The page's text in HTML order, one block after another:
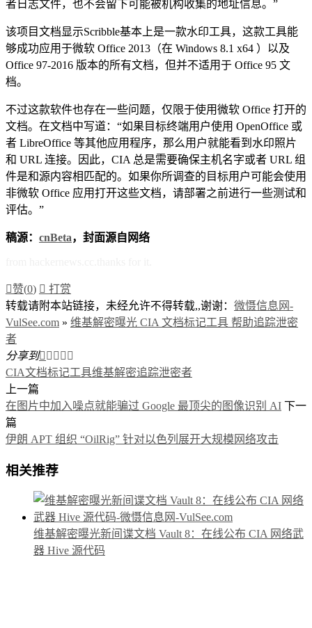
者日志文件，也不会留下可能被机构收集的地址信息。”
该项目文档显示Scribble基本上是一款水印工具，这款工具能
够成功应用于微软 Office 2013（在 Windows 8.1 x64 ）以及
Office 97-2016 版本的所有文档，但并不适用于 Office 95 文
档。
不过这款软件也存在一些问题，仅限于使用微软 Office 打开的
文档。在文档中写道：“如果目标终端用户使用 OpenOffice 或
者 LibreOffice 等其他应用程序，那么用户就能看到水印照片
和 URL 连接。因此，CIA 总是需要确保主机名字或者 URL 组
件是和源内容相匹配的。如果你所调查的目标用户可能会使用
非微软 Office 应用打开这些文档，请部署之前进行一些测试和
评估。”
稿源： cnBeta，封面源自网络
赞(0)  打赏
转载请附本站链接，未经允许不得转载,,谢谢： 微慑信息网-
VulSee.com » 维基解密曝光 CIA 文档标记工具 帮助追踪泄密
者
分享到    
CIA文档标记工具维基解密追踪泄密者
上一篇
在图片中加入噪点就能骗过 Google 最顶尖的图像识别 AI 下一
篇
伊朗 APT 组织 “OilRig” 针对以色列展开大规模网络攻击
相关推荐
维基解密曝光新间谍文档 Vault 8：在线公布 CIA 网络武
器 Hive 源代码